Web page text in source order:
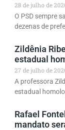
28 de julho de
O PSD sempre
dezenas de
Zildênia
estadual
27 de julho de
A professora
estadual
Rafael
mandato